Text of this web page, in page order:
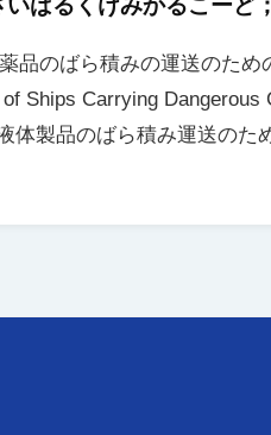
いばるくけみかるこーど
品のばら積みの運送のた
Ships Carrying
製品のばら積み運送のた